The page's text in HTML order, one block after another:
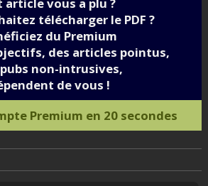
télécharger le PDF ?
du Premium
des articles pointus,
non-intrusives,
de vous !
Premium en 20 secondes